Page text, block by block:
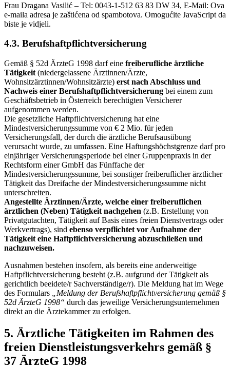
Frau Dragana Vasilić – Tel: 0043-1-512 63 83 DW 34, E-Mail: Ova
e-maila adresa je zaštićena od spambotova. Omogućite JavaScript da
biste je vidjeli.
4.3. Berufshaftpflichtversicherung
Gemäß § 52d ÄrzteG 1998 darf eine freiberufliche ärztliche
Tätigkeit (niedergelassene Ärztinnen/Ärzte,
Wohnsitzärztinnen/Wohnsitzärzte) erst nach Abschluss und
Nachweis einer Berufshaftpflichtversicherung bei einem zum
Geschäftsbetrieb in Österreich berechtigten Versicherer
aufgenommen werden.
Die gesetzliche Haftpflichtversicherung hat eine
Mindestversicherungssumme von € 2 Mio. für jeden
Versicherungsfall, der durch die ärztliche Berufsausübung
verursacht wurde, zu umfassen. Eine Haftungshöchstgrenze darf pro
einjähriger Versicherungsperiode bei einer Gruppenpraxis in der
Rechtsform einer GmbH das Fünffache der
Mindestversicherungssumme, bei sonstiger freiberuflicher ärztlicher
Tätigkeit das Dreifache der Mindestversicherungssumme nicht
unterschreiten.
Angestellte Ärztinnen/Ärzte, welche einer freiberuflichen
ärztlichen (Neben) Tätigkeit nachgehen (z.B. Erstellung von
Privatgutachten, Tätigkeit auf Basis eines freien Dienstvertrags oder
Werkvertrags), sind ebenso verpflichtet vor Aufnahme der
Tätigkeit eine Haftpflichtversicherung abzuschließen und
nachzuweisen.
Ausnahmen bestehen insofern, als bereits eine anderweitige
Haftpflichtversicherung besteht (z.B. aufgrund der Tätigkeit als
gerichtlich beeidete/r Sachverständige/r). Die Meldung hat im Wege
des Formulars „Meldung der Berufshaftpflichtversicherung gemäß §
52d ÄrzteG 1998“ durch das jeweilige Versicherungsunternehmen
direkt an die Ärztekammer zu erfolgen.
5. Ärztliche Tätigkeiten im Rahmen des
freien Dienstleistungsverkehrs gemäß §
37 ÄrzteG 1998